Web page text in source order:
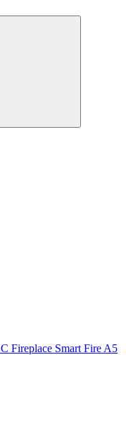
Fireplace Smart Fire A5